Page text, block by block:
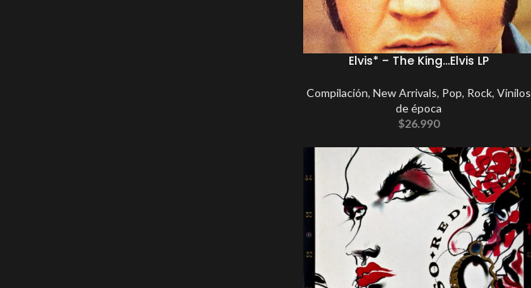
Elvis* – The King…Elvis LP
Compilación, New Arrivals, Pop, Rock, Vinilos
de época
$26.990